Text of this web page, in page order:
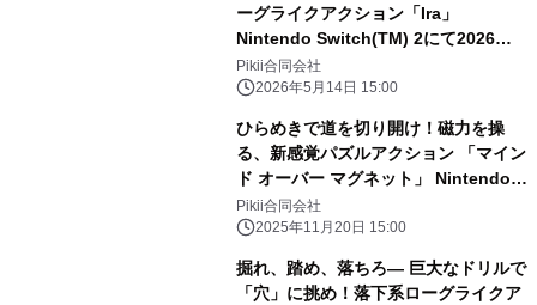
ーグライクアクション「Ira」
Nintendo Switch(TM) 2にて2026年
夏配信決定！
Pikii合同会社
2026年5月14日 15:00
ひらめきで道を切り開け！磁力を操
る、新感覚パズルアクション 「マイン
ド オーバー マグネット」 Nintendo
Switch(TM)、PlayStation(R)5で
2025年12月18日(木)配信決定！
Pikii合同会社
2025年11月20日 15:00
掘れ、踏め、落ちろ― 巨大なドリルで
「穴」に挑め！落下系ローグライクア